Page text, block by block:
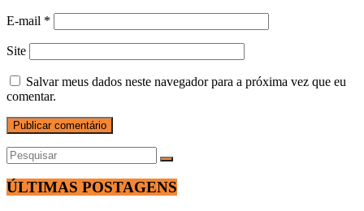
E-mail *
Site
Salvar meus dados neste navegador para a próxima vez que eu
comentar.
ÚLTIMAS POSTAGENS